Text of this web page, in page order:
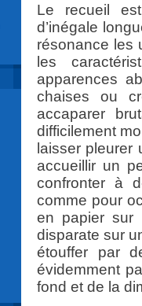
Le recueil
d’inégale
résonance les
les
apparences
chaises ou
accaparer
difficilement
laisser pleurer
accueillir un
confronter à
comme pour
en papier sur
disparate sur
étouffer par
évidemment
fond et de la